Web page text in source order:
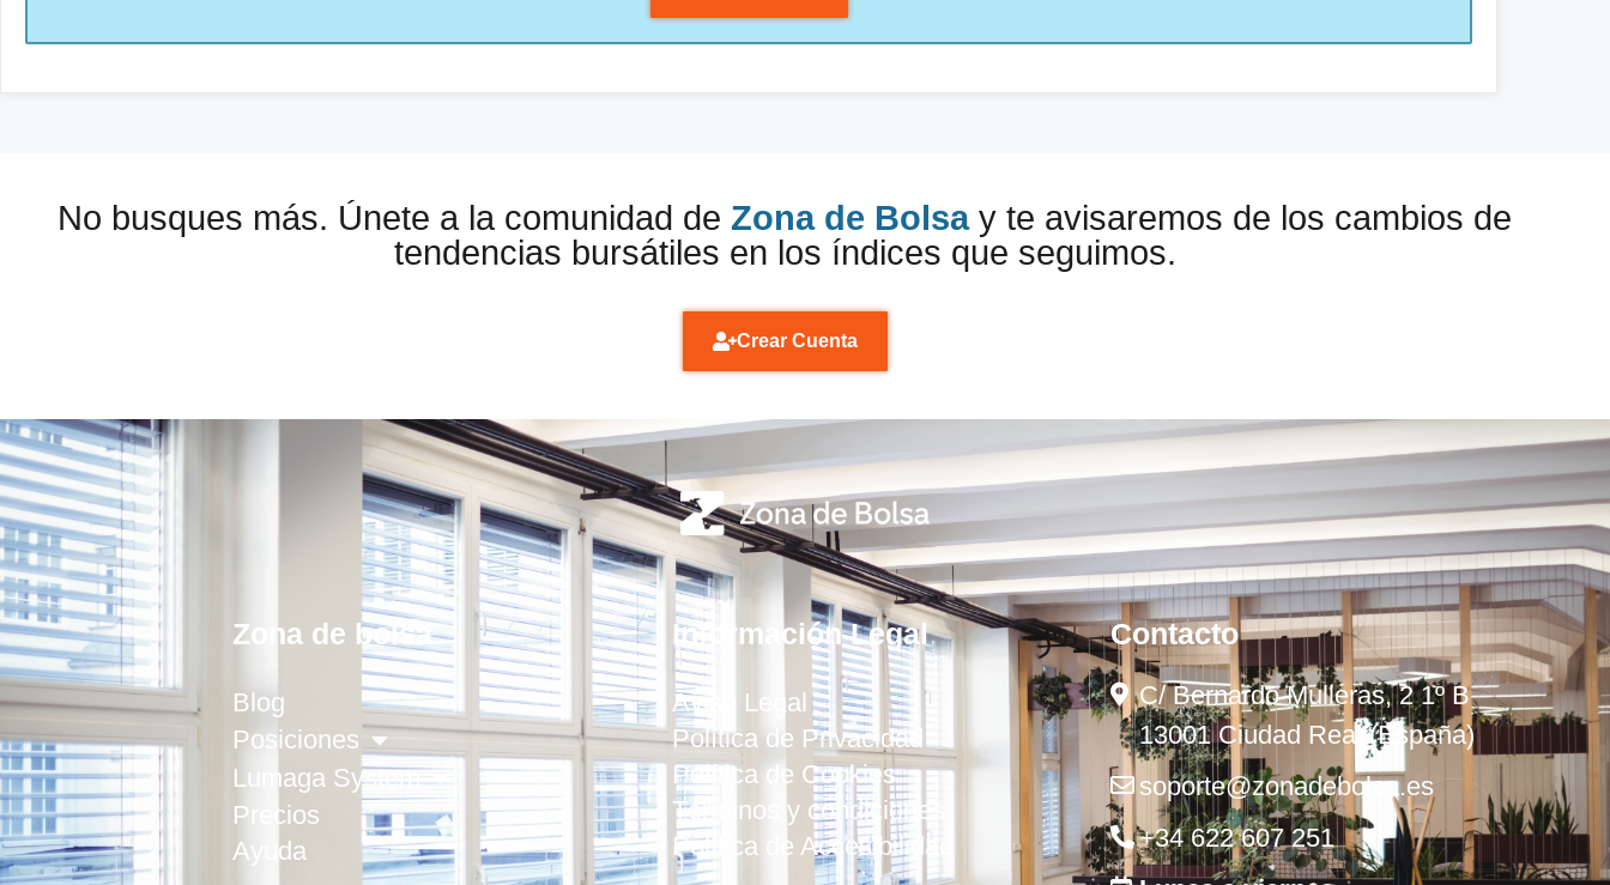
No busques más. Únete a la comunidad de Zona de Bolsay te avisaremos de los cambios de
tendencias bursátiles en los índices que seguimos.
Crear Cuenta
Zona de bolsa
Blog
Posiciones
Lumaga System
Precios
Ayuda
Información Legal
Aviso Legal
Política de Privacidad
Política de Cookies
Términos y condiciones
Política de Accesibilidad
Contacto
C/ Bernardo Mulleras, 2 1º B
13001 Ciudad Real (España)
soporte@zonadebolsa.es
+34 622 607 251